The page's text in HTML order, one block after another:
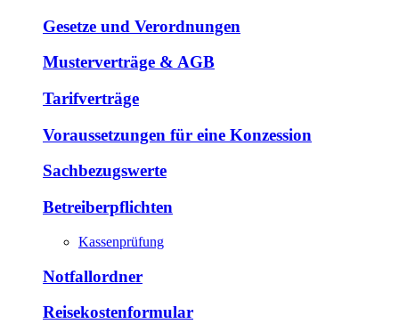
Gesetze und Verordnungen
Musterverträge & AGB
Tarifverträge
Voraussetzungen für eine Konzession
Sachbezugswerte
Betreiberpflichten
Kassenprüfung
Notfallordner
Reisekostenformular